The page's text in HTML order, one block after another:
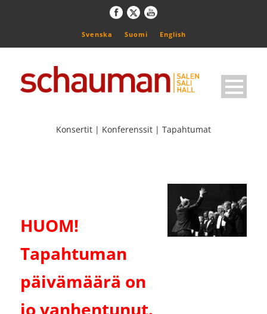
Svenska Suomi English
Konsertit | Konferenssit | Tapahtumat
HUOM!
Tapahtuman
päivämäärä on
jo vanhentunut.